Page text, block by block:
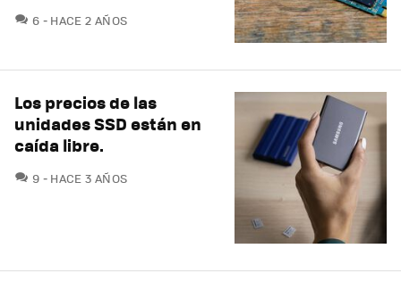
6 COMENTARIOS
HACE 2 AÑOS
Los precios de las
unidades SSD están en
caída libre.
9 COMENTARIOS
HACE 3 AÑOS